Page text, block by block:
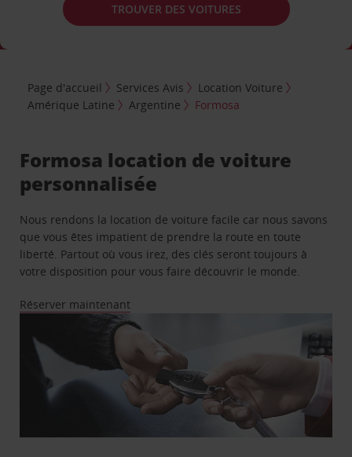
TROUVER DES VOITURES
Page d'accueil Services Avis
Location Voiture
Amérique Latine
Argentine Formosa
Formosa location de voiture
personnalisée
Nous rendons la location de voiture facile car nous savons
que vous êtes impatient de prendre la route en toute
liberté. Partout où vous irez, des clés seront toujours à
votre disposition pour vous faire découvrir le monde.
Réserver maintenant